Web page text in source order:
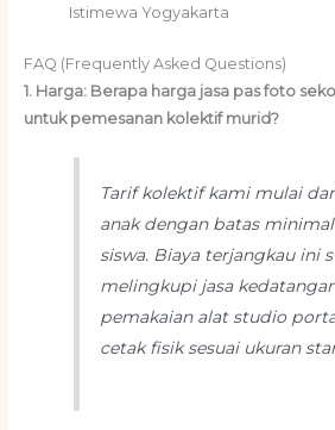
Istimewa Yogyakarta
FAQ (Frequently Asked Questions)
1. Harga: Berapa harga jasa pas foto
untuk pemesanan kolektif murid?
Tarif kolektif kami mulai
anak dengan batas
siswa. Biaya terjangkau ini
melingkupi jasa
pemakaian alat studio
cetak fisik sesuai ukuran